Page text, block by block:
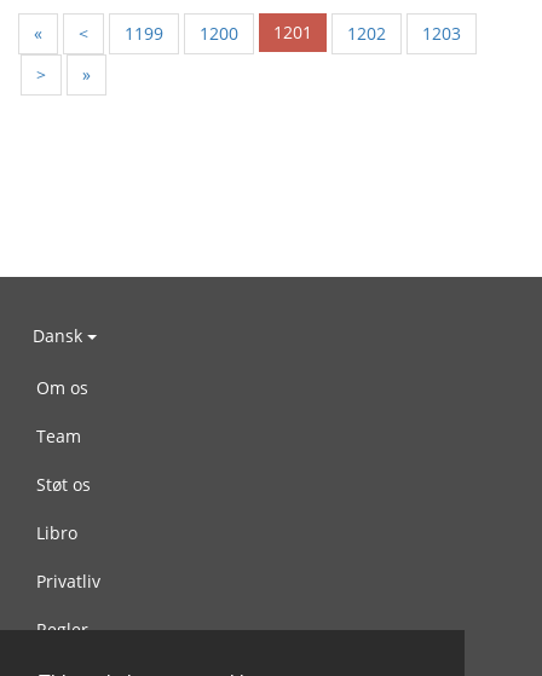
« < 1199 1200 1201 1202
1203
>
»
Dansk
Om os
Team
Støt os
Libro
Privatliv
Regler